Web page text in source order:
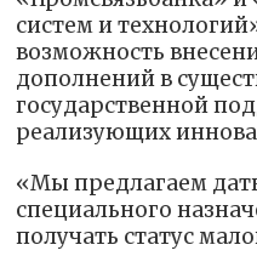
систем и
возможность
дополнений в
государственной
реализующих
«Мы предлагаем
специального
получать статус